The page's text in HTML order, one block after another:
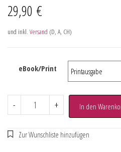
29,90 €
und inkl. Versand (D, A, CH)
eBook/Print
- + In den